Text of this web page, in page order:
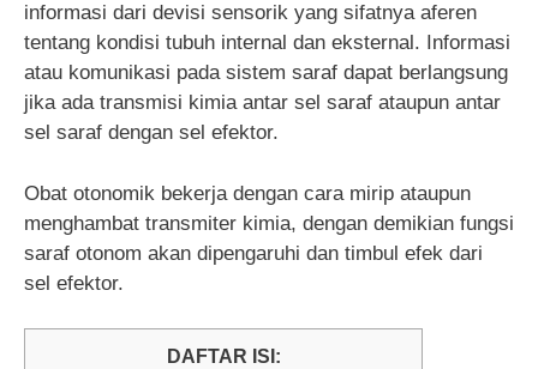
informasi dari devisi sensorik yang sifatnya aferen
tentang kondisi tubuh internal dan eksternal. Informasi
atau komunikasi pada sistem saraf dapat berlangsung
jika ada transmisi kimia antar sel saraf ataupun antar
sel saraf dengan sel efektor.
Obat otonomik bekerja dengan cara mirip ataupun
menghambat transmiter kimia, dengan demikian fungsi
saraf otonom akan dipengaruhi dan timbul efek dari
sel efektor.
DAFTAR ISI: